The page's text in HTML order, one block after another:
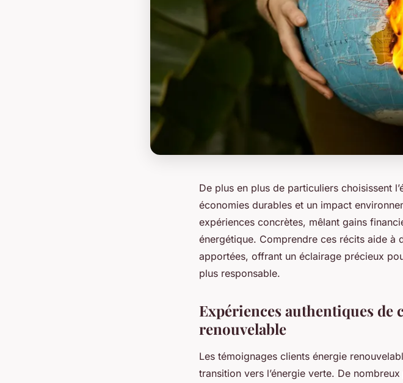
De plus en plus de particuliers choisissent
économies durables et un impact
expériences concrètes, mêlant gains
énergétique. Comprendre ces récits aide à
apportées, offrant un éclairage précieux
plus responsable.
Expériences authentiques de
renouvelable
Les témoignages clients énergie
transition vers l’énergie verte. De